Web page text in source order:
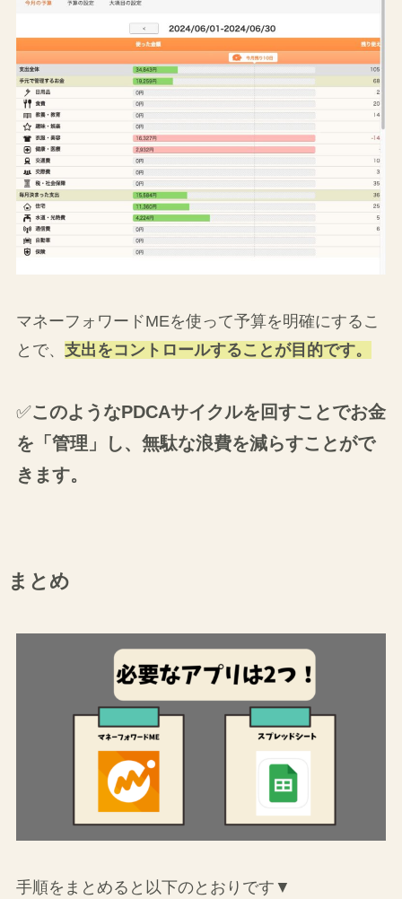
マネーフォワードMEを使って予算を明確にするこ
とで、 支出をコントロールすることが目的です。
✅このようなPDCAサイクルを回すことでお金
を「管理」し、無駄な浪費を減らすことがで
きます。
まとめ
手順をまとめると以下のとおりです▼